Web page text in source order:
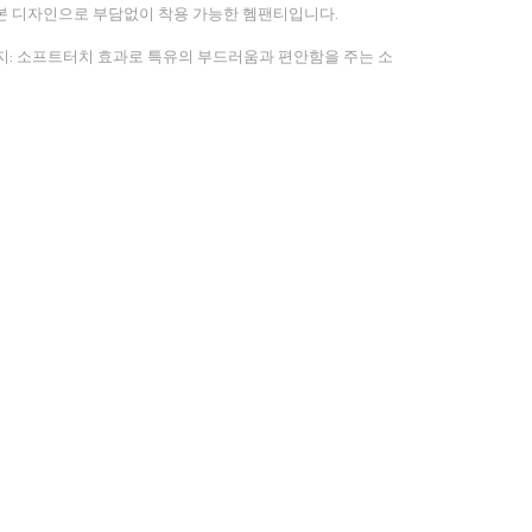
디자인으로 부담없이 착용 가능한 헴팬티입니다.
소프트터치 효과로 특유의 부드러움과 편안함을 주는 소